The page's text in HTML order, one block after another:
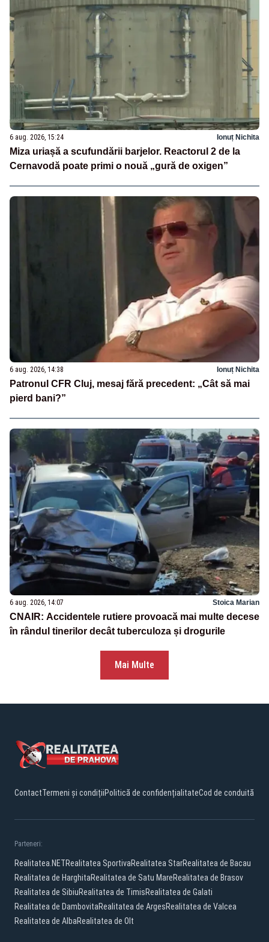
6 aug. 2026, 15:24 Ionuț Nichita
Miza uriașă a scufundării barjelor. Reactorul 2 de la
Cernavodă poate primi o nouă „gură de oxigen”
6 aug. 2026, 14:38 Ionuț Nichita
Patronul CFR Cluj, mesaj fără precedent: „Cât să mai
pierd bani?”
6 aug. 2026, 14:07 Stoica Marian
CNAIR: Accidentele rutiere provoacă mai multe decese
în rândul tinerilor decât tuberculoza și drogurile
Mai Multe
ContactTermeni și condițiiPolitică de confidențialitateCod de conduită
Parteneri:
Realitatea.NETRealitatea SportivaRealitatea StarRealitatea de Bacau
Realitatea de HarghitaRealitatea de Satu MareRealitatea de Brasov
Realitatea de SibiuRealitatea de TimisRealitatea de Galati
Realitatea de DambovitaRealitatea de ArgesRealitatea de Valcea
Realitatea de AlbaRealitatea de Olt